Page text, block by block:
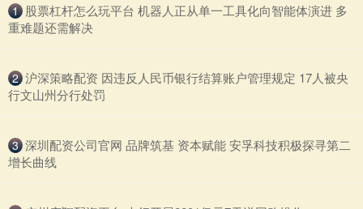
1 ​股票杠杆怎么玩平台 机器人正从单一工具化向智能体演进 多
重难题还需解决
2 ​沪深策略配资 因违反人民币银行结算账户管理规定 17人被央
行文山州分行处罚
3 ​深圳配资公司官网 品牌筑基 资本赋能 安孚科技积极探寻第二
增长曲线